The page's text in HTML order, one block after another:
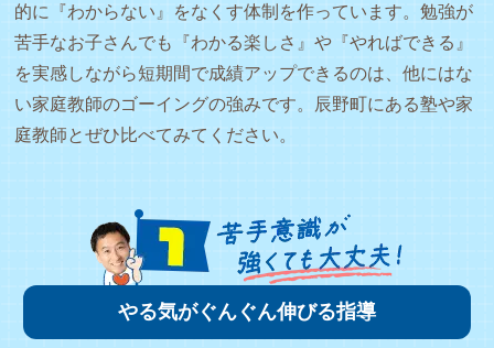
的に『わからない』をなくす体制を作っています。勉強が
苦手なお子さんでも『わかる楽しさ』や『やればできる』
を実感しながら短期間で成績アップできるのは、他にはな
い家庭教師のゴーイングの強みです。辰野町にある塾や家
庭教師とぜひ比べてみてください。
やる気がぐんぐん伸びる指導